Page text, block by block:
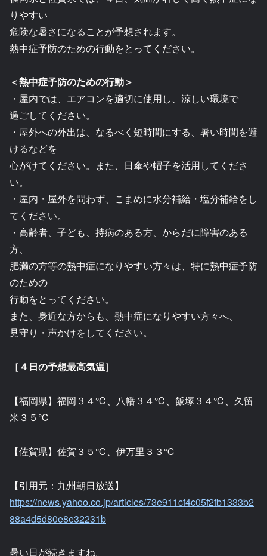
りやすい
危険な暑さになることが予想されます。
熱中症予防のための行動をとってください。
＜熱中症予防のための行動＞
・屋内では、エアコンを適切に使用し、涼しい環境で
過ごしてください。
・屋外への外出は、なるべく短時間にする、暑い時間を避
けるなどを
心がけてください。また、日傘や帽子を活用してくださ
い。
・屋内・屋外を問わず、こまめに水分補給・塩分補給をし
てください。
・高齢者、子ども、持病のある方、からだに障害のある
方、
肥満の方等の熱中症になりやすい方々は、特に熱中症予防
のための
行動をとってください。
また、身近な方からも、熱中症になりやすい方々へ、
見守り・声かけをしてください。
［４日の予想最高気温］
【福岡県】福岡３４℃、八幡３４℃、飯塚３４℃、久留
米３５℃
【佐賀県】佐賀３５℃、伊万里３３℃
【引用元：九州朝日放送】
https://news.yahoo.co.jp/articles/73e911cf4c05f2fb1333b2
88a4d5d80e8e32231b
暑い日が続きますね。